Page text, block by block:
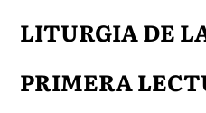
LITURGIA DE
PRIMERA